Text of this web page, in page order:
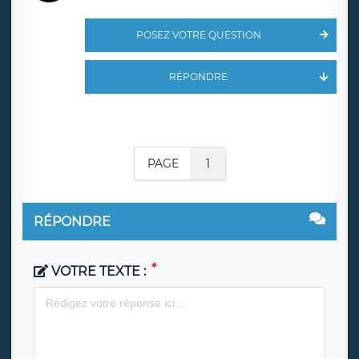
POSEZ VOTRE QUESTION
RÉPONDRE
PAGE 1
RÉPONDRE
VOTRE TEXTE :